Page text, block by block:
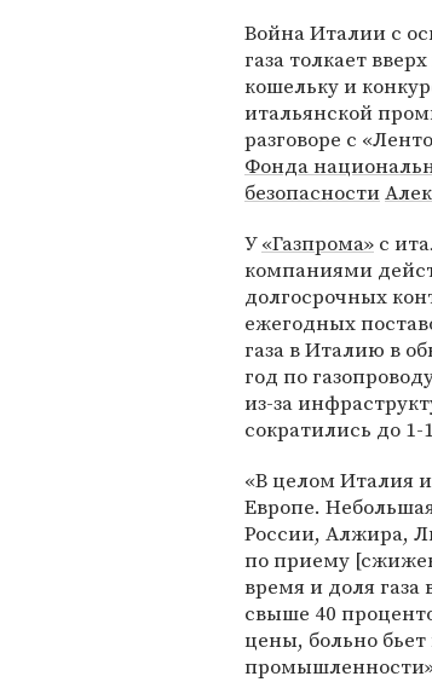
Война Италии с
газа толкает
кошельку и
итальянской
разговоре с
Фонда
безопасности
У«Газпрома» с
компаниями
долгосрочных
ежегодных
газа в Италию в
год по
из-за
сократились до
«В целом Италия
Европе.
России, Алжира,
по приему
время и доля
свыше 40
цены, больно